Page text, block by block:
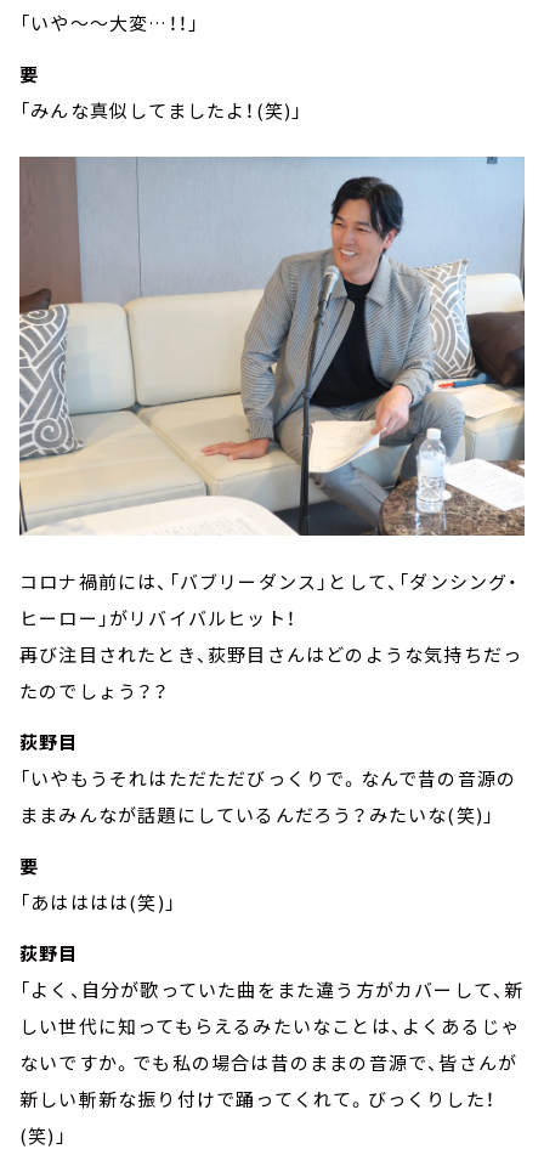
「いや～～大変…！！」
要
「みんな真似してましたよ！(笑)」
コロナ禍前には、「バブリーダンス」として、「ダンシング・
ヒーロー」がリバイバルヒット！
再び注目されたとき、荻野目さんはどのような気持ちだっ
たのでしょう？？
荻野目
「いやもうそれはただただびっくりで。なんで昔の音源の
ままみんなが話題にしているんだろう？みたいな(笑)」
要
「あはははは(笑)」
荻野目
「よく、自分が歌っていた曲をまた違う方がカバーして、新
しい世代に知ってもらえるみたいなことは、よくあるじゃ
ないですか。でも私の場合は昔のままの音源で、皆さんが
新しい斬新な振り付けで踊ってくれて。びっくりした！
(笑)」